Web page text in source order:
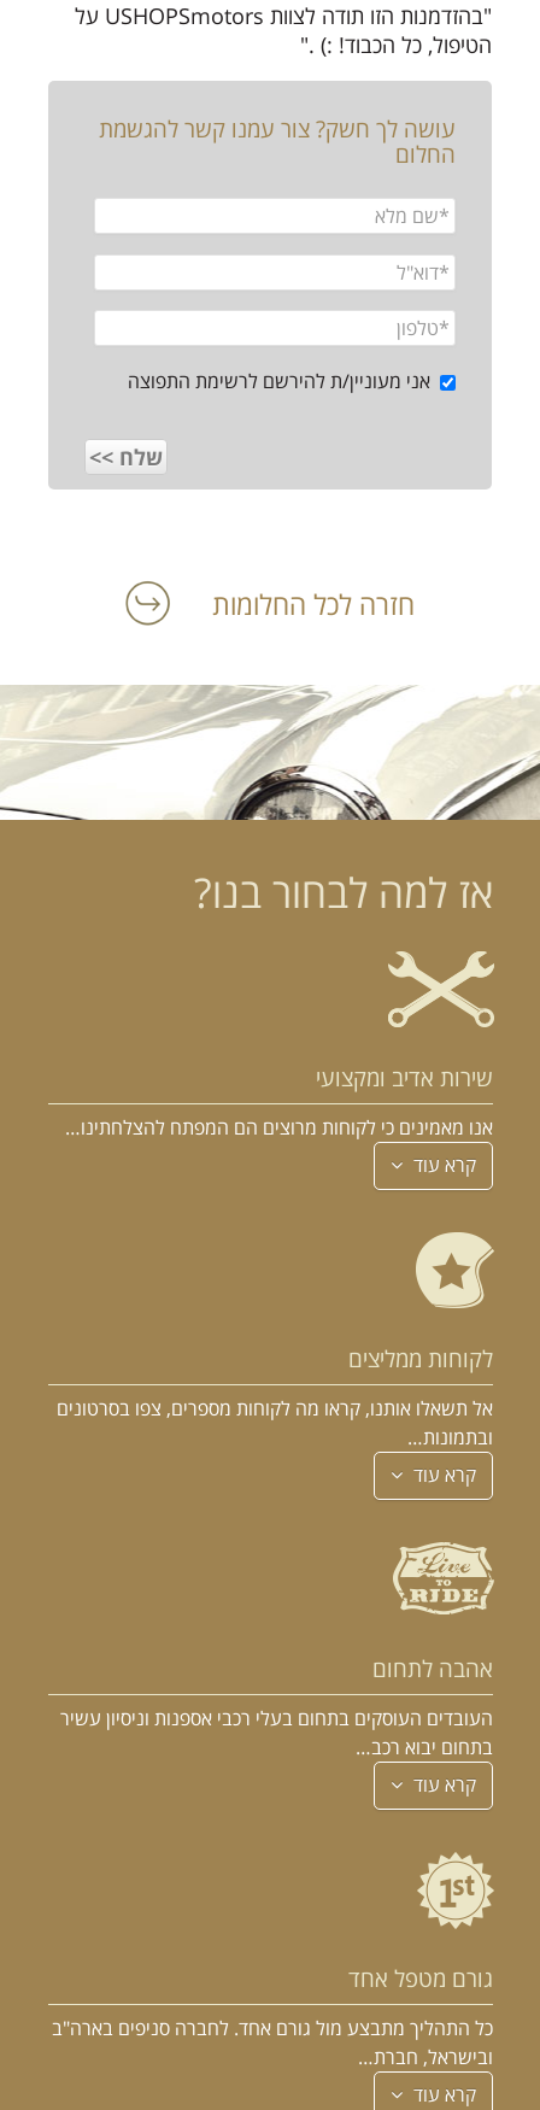
"בהזדמנות הזו תודה לצוות USHOPSmotors על
הטיפול, כל הכבוד! :) ."
עושה לך חשק? צור עמנו קשר להגשמת
החלום
אני מעוניין/ת להירשם לרשימת התפוצה
חזרה לכל החלומות
אז למה לבחור בנו?
שירות אדיב ומקצועי
אנו מאמינים כי לקוחות מרוצים הם המפתח להצלחתינו…
קרא עוד
לקוחות ממליצים
אל תשאלו אותנו, קראו מה לקוחות מספרים, צפו בסרטונים
ובתמונות…
קרא עוד
אהבה לתחום
העובדים העוסקים בתחום בעלי רכבי אספנות וניסיון עשיר
בתחום יבוא רכב…
קרא עוד
גורם מטפל אחד
כל התהליך מתבצע מול גורם אחד. לחברה סניפים בארה"ב
ובישראל, חברת…
קרא עוד